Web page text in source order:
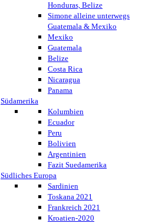
Honduras, Belize
Simone alleine unterwegs
Guatemala & Mexiko
Mexiko
Guatemala
Belize
Costa Rica
Nicaragua
Panama
Südamerika
Kolumbien
Ecuador
Peru
Bolivien
Argentinien
Fazit Suedamerika
Südliches Europa
Sardinien
Toskana 2021
Frankreich 2021
Kroatien-2020